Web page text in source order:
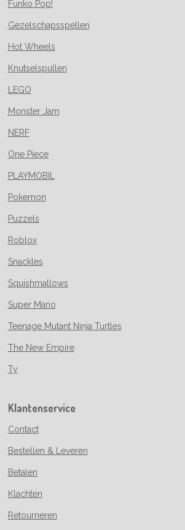
Funko Pop!
Gezelschapsspellen
Hot Wheels
Knutselspullen
LEGO
Monster Jam
NERF
One Piece
PLAYMOBIL
Pokemon
Puzzels
Roblox
Snackles
Squishmallows
Super Mario
Teenage Mutant Ninja Turtles
The New Empire
Ty
Klantenservice
Contact
Bestellen & Leveren
Betalen
Klachten
Retourneren